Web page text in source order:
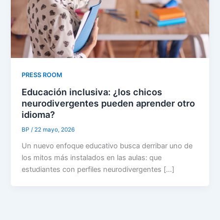
PRESS ROOM
Educación inclusiva: ¿los chicos
neurodivergentes pueden aprender otro
idioma?
BP/ 22 mayo, 2026
Un nuevo enfoque educativo busca derribar uno de
los mitos más instalados en las aulas: que
estudiantes con perfiles neurodivergentes […]